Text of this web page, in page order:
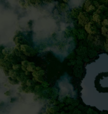
erbjuder för